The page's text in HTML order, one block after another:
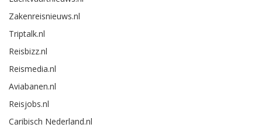
Zakenreisnieuws.nl
Triptalk.nl
Reisbizz.nl
Reismedia.nl
Aviabanen.nl
Reisjobs.nl
Caribisch Nederland.nl